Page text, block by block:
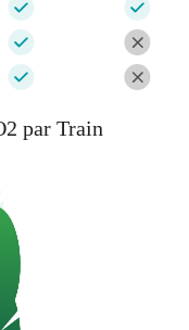
par Train